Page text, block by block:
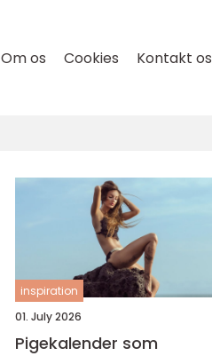
Om os Cookies Kontakt os
inspiration
01. July 2026
Pigekalender som